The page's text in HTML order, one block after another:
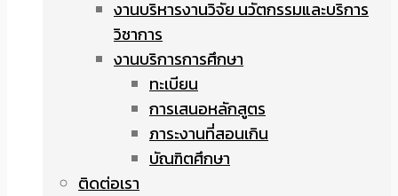
งานบริหารงานวิจัย นวัตกรรมและบริการ
วิชาการ
งานบริการการศึกษา
ทะเบียน
การเสนอหลักสูตร
ภาระงานที่สอนเกิน
บัณฑิตศึกษา
ติดต่อเรา